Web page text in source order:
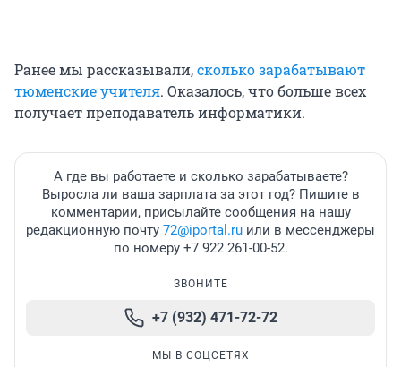
Ранее мы рассказывали,сколько зарабатывают
тюменские учителя. Оказалось, что больше всех
получает преподаватель информатики.
А где вы работаете и сколько зарабатываете?
Выросла ли ваша зарплата за этот год? Пишите в
комментарии, присылайте сообщения на нашу
редакционную почту 72@iportal.ru или в мессенджеры
по номеру +7 922 261-00-52.
ЗВОНИТЕ
+7 (932) 471-72-72
МЫ В СОЦСЕТЯХ